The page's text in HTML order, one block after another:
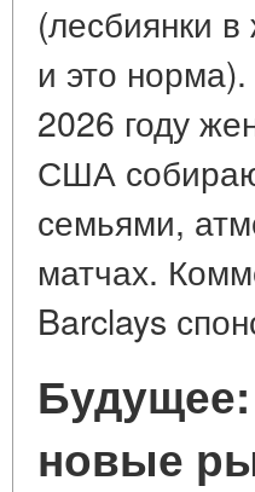
(лесбиянки
и это
2026 году
США
семьями,
матчах.
Barclays
новые